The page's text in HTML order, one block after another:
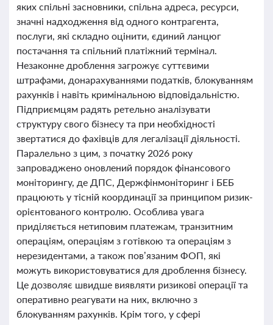
яких спільні засновники, спільна адреса, ресурси,
значні надходження від одного контрагента,
послуги, які складно оцінити, єдиний ланцюг
постачання та спільний платіжний термінал.
Незаконне дроблення загрожує суттєвими
штрафами, донарахуваннями податків, блокуванням
рахунків і навіть кримінальною відповідальністю.
Підприємцям радять ретельно аналізувати
структуру свого бізнесу та при необхідності
звертатися до фахівців для легалізації діяльності.
Паралельно з цим, з початку 2026 року
запроваджено оновлений порядок фінансового
моніторингу, де ДПС, Держфінмоніторинг і БЕБ
працюють у тісній координації за принципом ризик-
орієнтованого контролю. Особлива увага
приділяється нетиповим платежам, транзитним
операціям, операціям з готівкою та операціям з
нерезидентами, а також пов’язаним ФОП, які
можуть використовуватися для дроблення бізнесу.
Це дозволяє швидше виявляти ризикові операції та
оперативно реагувати на них, включно з
блокуванням рахунків. Крім того, у сфері